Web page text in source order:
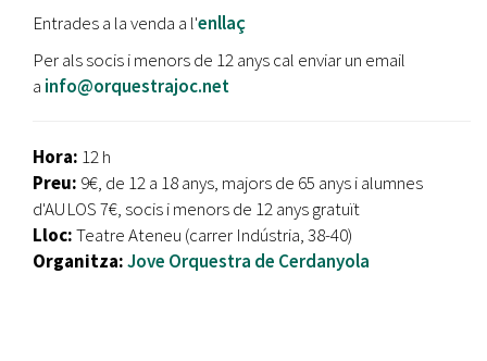
Entrades a la venda a l'enllaç
Per als socis i menors de 12 anys cal enviar un email
a info@orquestrajoc.net
Hora: 12 h
Preu: 9€, de 12 a 18 anys, majors de 65 anys i alumnes
d'AULOS 7€, socis i menors de 12 anys gratuït
Lloc:Teatre Ateneu (carrer Indústria, 38-40)
Organitza:Jove Orquestra de Cerdanyola